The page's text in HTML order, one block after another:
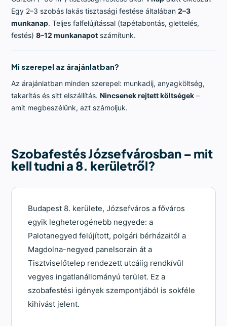
Egy 2–3 szobás lakás tisztasági festése általában2–3
munkanap. Teljes falfelújítással (tapétabontás, glettelés,
festés)8–12 munkanapot számítunk.
Mi szerepel az árajánlatban?
Az árajánlatban minden szerepel: munkadíj, anyagköltség,
takarítás és sitt elszállítás.Nincsenek rejtett költségek –
amit megbeszélünk, azt számoljuk.
Szobafestés Józsefvárosban – mit
kell tudni a 8. kerületről?
Budapest 8. kerülete, Józsefváros a főváros
egyik legheterogénebb negyede: a
Palotanegyed felújított, polgári bérházaitól a
Magdolna-negyed panelsorain át a
Tisztviselőtelep rendezett utcáiig rendkívül
vegyes ingatlanállományú terület. Ez a
szobafestési igények szempontjából is sokféle
kihívást jelent.